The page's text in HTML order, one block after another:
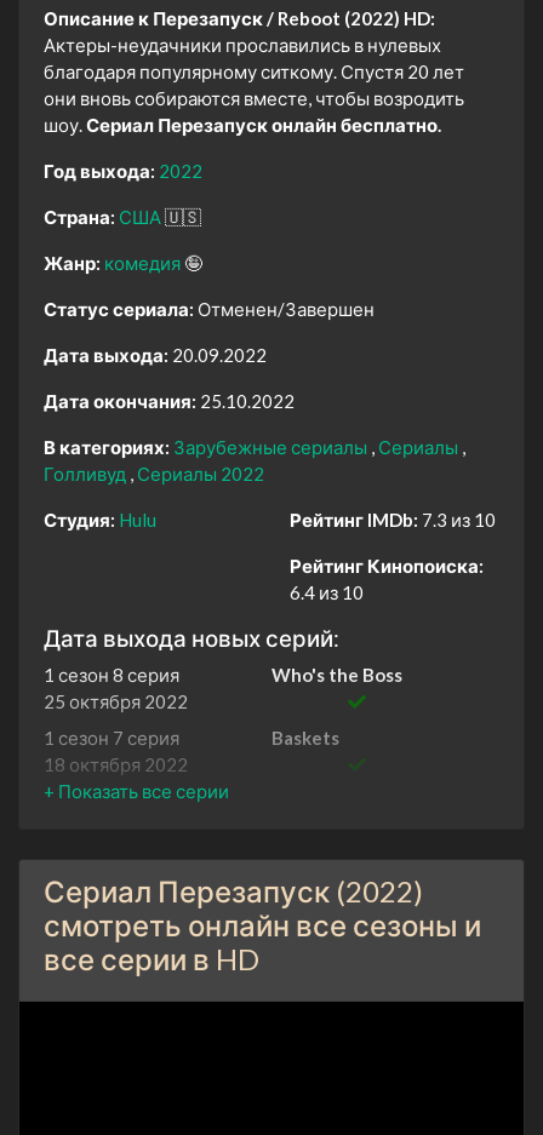
Описание к Перезапуск / Reboot (2022) HD:
Актеры-неудачники прославились в нулевых
благодаря популярному ситкому. Спустя 20 лет
они вновь собираются вместе, чтобы возродить
шоу. Сериал Перезапуск онлайн бесплатно.
Год выхода: 2022
Страна: США 🇺🇸
Жанр: комедия 🤪
Статус сериала: Отменен/Завершен
Дата выхода: 20.09.2022
Дата окончания: 25.10.2022
В категориях: Зарубежные сериалы
Сериалы
Голливуд
Сериалы 2022
Студия: Hulu Рейтинг IMDb: 7.3 из 10
Рейтинг Кинопоиска:
6.4 из 10
Дата выхода новых серий:
1 сезон 8 серия
Who's the Boss
25 октября 2022
1 сезон 7 серия
Baskets
18 октября 2022
1 сезон 6 серия
1 сезон 5 серия
What We Do in the
Shadows
4 октября 2022
1 сезон 4 серия
27 сентября 2022
Сериал Перезапуск (2022)
смотреть онлайн все сезоны и
все серии в HD